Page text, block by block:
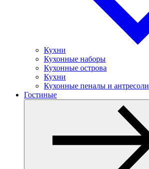
Кухни
Кухонные наборы
Кухонные острова
Кухни
Кухонные пеналы и антресоли
Гостиные